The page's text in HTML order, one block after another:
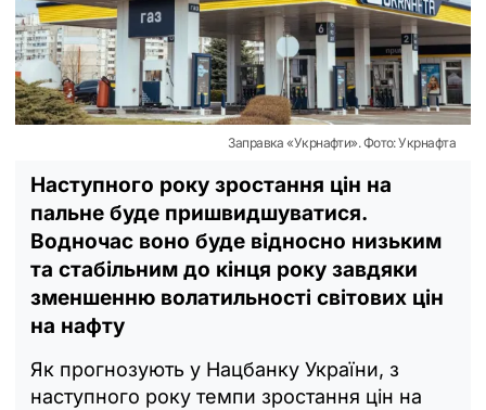
Заправка «Укрнафти». Фото: Укрнафта
Наступного року зростання цін на
пальне буде пришвидшуватися.
Водночас воно буде відносно низьким
та стабільним до кінця року завдяки
зменшенню волатильності світових цін
на нафту
Як прогнозують у Нацбанку України, з
наступного року темпи зростання цін на